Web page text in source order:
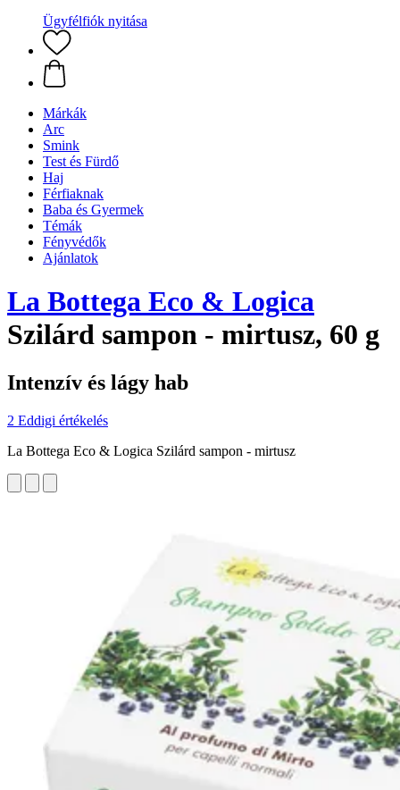
Ügyfélfiók nyitása
Márkák
Arc
Smink
Test és Fürdő
Haj
Férfiaknak
Baba és Gyermek
Témák
Fényvédők
Ajánlatok
La Bottega Eco & Logica
Szilárd sampon - mirtusz, 60 g
Intenzív és lágy hab
2 Eddigi értékelés
La Bottega Eco & Logica Szilárd sampon - mirtusz